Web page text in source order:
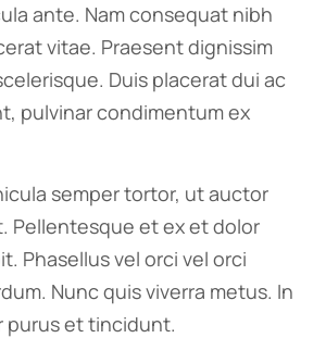
ante. Nam consequat nibh
vitae. Praesent dignissim
Duis placerat dui ac
pulvinar condimentum ex
semper tortor, ut auctor
Pellentesque et ex et dolor
Phasellus vel orci vel orci
Nunc quis viverra metus. In
purus et tincidunt.